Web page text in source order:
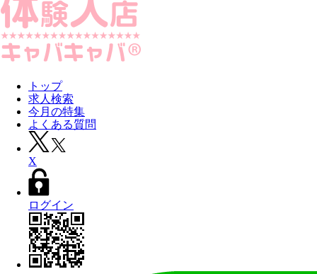
トップ
求人検索
今月の特集
よくある質問
X
ログイン